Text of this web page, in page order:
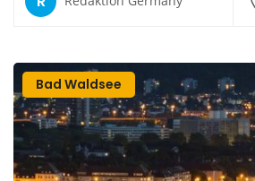
Bad Waldsee